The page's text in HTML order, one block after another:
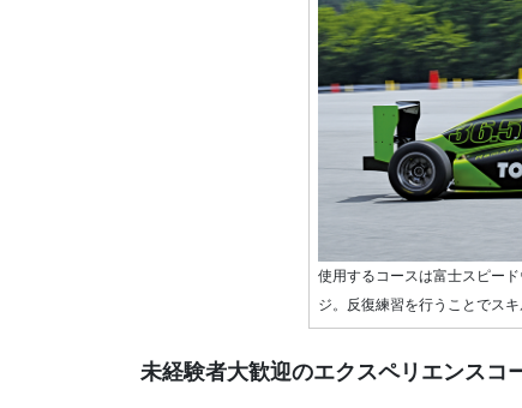
使用するコースは富士スピー
ジ。反復練習を行うことでス
未経験者大歓迎のエクスペリエンスコ